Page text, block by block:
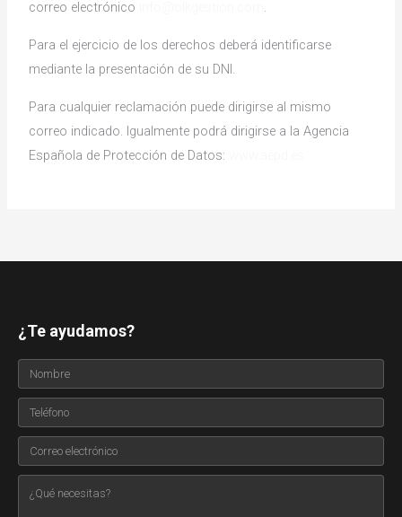
correo electrónico
.
Para el ejercicio de los derechos deberá identificarse
mediante la presentación de su DNI.
Para cualquier reclamación puede dirigirse al mismo
correo indicado. Igualmente podrá dirigirse a la Agencia
Española de Protección de Datos:
¿Te ayudamos?